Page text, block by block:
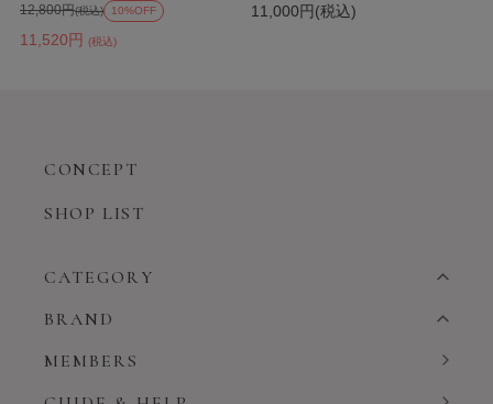
11,520円 (税込)
12,800円(税込) 10%OFF 11,000円(税込)
CONCEPT
SHOP LIST
CATEGORY
BRAND
MEMBERS